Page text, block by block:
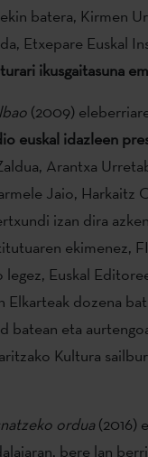
batera, Kirmen
Etxepare Euskal
ikusgaitasuna
(2009)
euskal idazleen
Arantxa
Jaio, Harkaitz
izan dira
ekimenez,
Euskal
Elkarteak dozena
batean eta
Kultura
ordua(2016)
bere lan